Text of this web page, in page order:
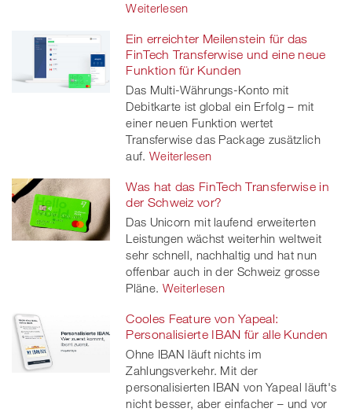
Weiterlesen
Ein erreichter Meilenstein für das
FinTech Transferwise und eine neue
Funktion für Kunden
Das Multi-Währungs-Konto mit
Debitkarte ist global ein Erfolg – mit
einer neuen Funktion wertet
Transferwise das Package zusätzlich
auf. Weiterlesen
Was hat das FinTech Transferwise in
der Schweiz vor?
Das Unicorn mit laufend erweiterten
Leistungen wächst weiterhin weltweit
sehr schnell, nachhaltig und hat nun
offenbar auch in der Schweiz grosse
Pläne. Weiterlesen
Cooles Feature von Yapeal:
Personalisierte IBAN für alle Kunden
Ohne IBAN läuft nichts im
Zahlungsverkehr. Mit der
personalisierten IBAN von Yapeal läuft's
nicht besser, aber einfacher – und vor